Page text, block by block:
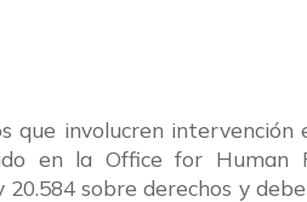
que involucren
en la Office for
sobre derechos y